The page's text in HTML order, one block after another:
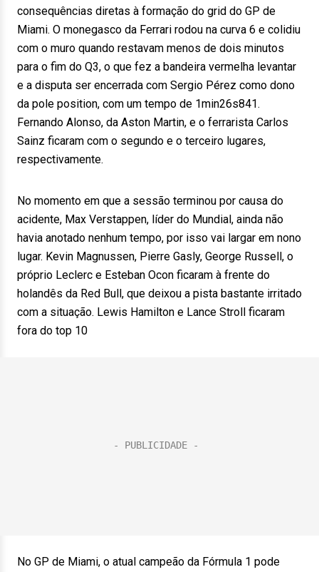
consequências diretas à formação do grid do GP de
Miami. O monegasco da Ferrari rodou na curva 6 e colidiu
com o muro quando restavam menos de dois minutos
para o fim do Q3, o que fez a bandeira vermelha levantar
e a disputa ser encerrada com Sergio Pérez como dono
da pole position, com um tempo de 1min26s841.
Fernando Alonso, da Aston Martin, e o ferrarista Carlos
Sainz ficaram com o segundo e o terceiro lugares,
respectivamente.
No momento em que a sessão terminou por causa do
acidente, Max Verstappen, líder do Mundial, ainda não
havia anotado nenhum tempo, por isso vai largar em nono
lugar. Kevin Magnussen, Pierre Gasly, George Russell, o
próprio Leclerc e Esteban Ocon ficaram à frente do
holandês da Red Bull, que deixou a pista bastante irritado
com a situação. Lewis Hamilton e Lance Stroll ficaram
fora do top 10
No GP de Miami, o atual campeão da Fórmula 1 pode